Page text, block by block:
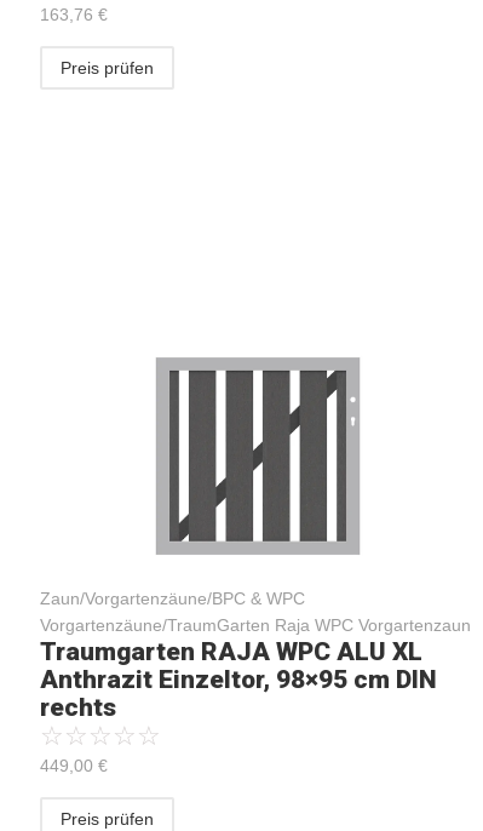
163,76 €
Preis prüfen
Zaun/Vorgartenzäune/BPC & WPC
Vorgartenzäune/TraumGarten Raja WPC Vorgartenzaun
Traumgarten RAJA WPC ALU XL
Anthrazit Einzeltor, 98×95 cm DIN
rechts
☆☆☆☆☆
449,00 €
Preis prüfen